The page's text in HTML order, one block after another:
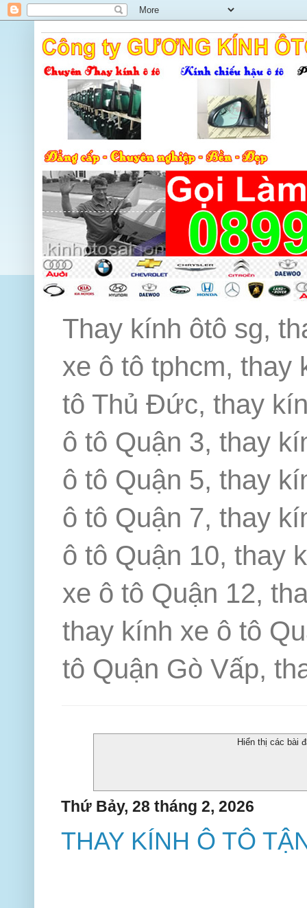
Thay kính ôtô sg,
xe ô tô tphcm, thay
tô Thủ Đức, thay
ô tô Quận 3, thay
ô tô Quận 5, thay
ô tô Quận 7, thay
ô tô Quận 10, thay
xe ô tô Quận 12,
thay kính xe ô tô
tô Quận Gò Vấp,
Hiển thị các bài
Thứ Bảy, 28 tháng 2, 2026
THAY KÍNH Ô TÔ